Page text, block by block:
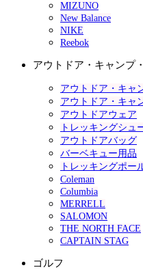
MIZUNO
New Balance
NIKE
Reebok
アウトドア・キャンプ
アウトドア・キャ
アウトドア・キャ
アウトドアウェア
トレッキングシュ
アウトドアバッグ
バーベキュー用品
トレッキングポー
Coleman
Columbia
MERRELL
SALOMON
THE NORTH FACE
CAPTAIN STAG
ゴルフ